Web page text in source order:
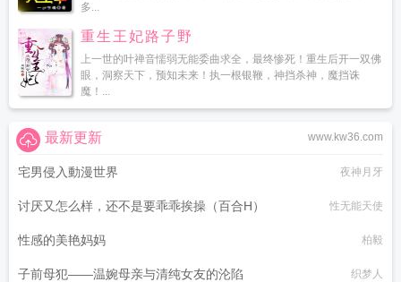
多...
重生王妃路子野
上一世的叶禅音懦弱无能委曲求全，最终惨死！重生后开一双佛
眼，洞察天下，预知未来！执一根银鞭，神挡杀神，魔挡诛
魔！...
www.kw36.com
最新更新
宅男侵入動漫世界 夜神月牙
讨厌又怎么样，还不是要乖乖挨操（百合H） 性无能天使
性感的美艳妈妈 柏毅
子前母犯——温婉母亲与清纯女友的沦陷 织梦人